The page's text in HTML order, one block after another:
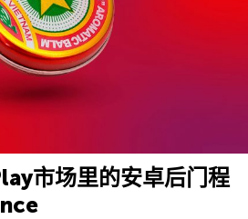
市场里的安卓后门程